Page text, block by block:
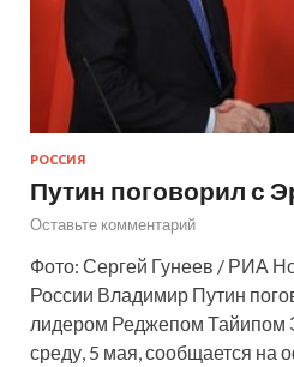
РОССИЯ
Путин поговорил с
Оставьте комментарий
Фото: Сергей Гунеев / РИА
России Владимир Путин
лидером Реджепом Тайипом
среду, 5 мая, сообщается на